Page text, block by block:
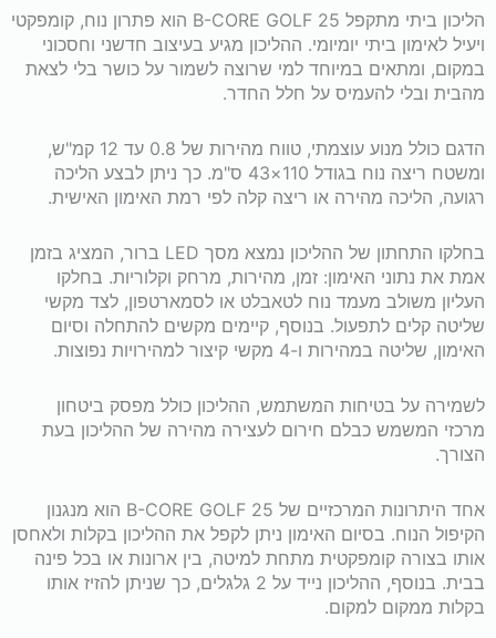
מתקפל
נכנס
למיטה
CORE
GOLF
25
הליכון ביתי מתקפל B-CORE GOLF 25 הוא פתרון נוח, קומפקטי
ויעיל לאימון ביתי יומיומי. ההליכון מגיע בעיצוב חדשני וחסכוני
במקום, ומתאים במיוחד למי שרוצה לשמור על כושר בלי לצאת
מהבית ובלי להעמיס על חלל החדר.
הדגם כולל מנוע עוצמתי, טווח מהירות של 0.8 עד 12 קמ"ש,
ומשטח ריצה נוח בגודל 110×43 ס"מ. כך ניתן לבצע הליכה
רגועה, הליכה מהירה או ריצה קלה לפי רמת האימון האישית.
בחלקו התחתון של ההליכון נמצא מסך LED ברור, המציג בזמן
אמת את נתוני האימון: זמן, מהירות, מרחק וקלוריות. בחלקו
העליון משולב מעמד נוח לטאבלט או לסמארטפון, לצד מקשי
שליטה קלים לתפעול. בנוסף, קיימים מקשים להתחלה וסיום
האימון, שליטה במהירות ו-4 מקשי קיצור למהירויות נפוצות.
לשמירה על בטיחות המשתמש, ההליכון כולל מפסק ביטחון
מרכזי המשמש כבלם חירום לעצירה מהירה של ההליכון בעת
הצורך.
אחד היתרונות המרכזיים של B-CORE GOLF 25 הוא מנגנון
הקיפול הנוח. בסיום האימון ניתן לקפל את ההליכון בקלות ולאחסן
אותו בצורה קומפקטית מתחת למיטה, בין ארונות או בכל פינה
בבית. בנוסף, ההליכון נייד על 2 גלגלים, כך שניתן להזיז אותו
בקלות ממקום למקום.